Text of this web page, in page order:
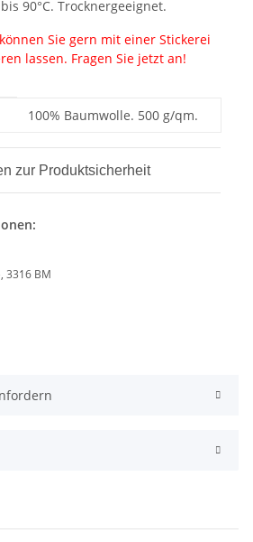
90°C. Trocknergeeignet.
Sie gern mit einer Stickerei
lassen. Fragen Sie jetzt an!
100% Baumwolle. 500 g/qm.
zur Produktsicherheit
3316 BM